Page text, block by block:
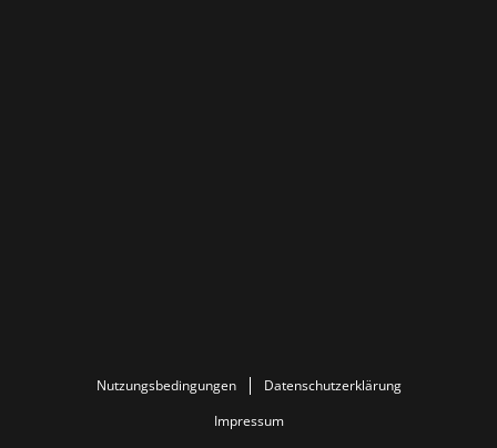
Nutzungsbedingungen
Datenschutzerklärung
Impressum